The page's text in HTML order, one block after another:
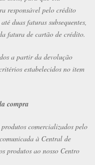
responsável pelo crédito
duas faturas subsequentes,
fatura de cartão de crédito.
a partir da devolução
estabelecidos no item
compra
comercializados pelo
à Central de
produtos ao nosso Centro